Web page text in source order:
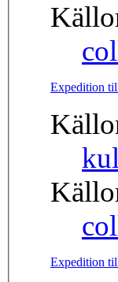
Expedition
Expedition